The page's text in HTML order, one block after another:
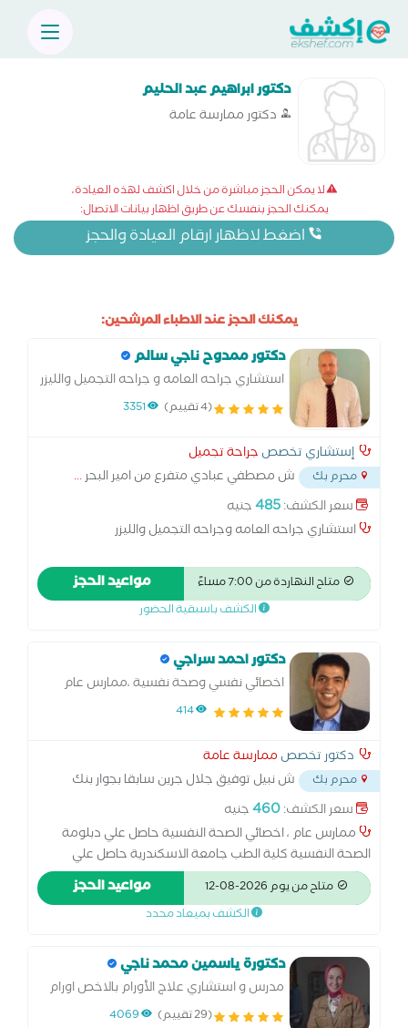
دكتور ابراهيم عبد الحليم
دكتور ممارسة عامة
لا يمكن الحجز مباشرة من خلال اكشف لهذه العيادة،
يمكنك الحجز بنفسك عن طريق اظهار بيانات الاتصال:
اضغط لاظهار ارقام العيادة والحجز
يمكنك الحجز عند الاطباء المرشحين:
دكتور ممدوح ناجي سالم
استشاري جراحه العامه و جراحه التجميل والليزر
(4 تقييم) 3351
إستشاري تخصص جراحة تجميل
محرم بك ش مصطفي عبادي متفرع من امير البحر...
سعر الكشف:485جنيه
استشاري جراحه العامه وجراحه التجميل والليزر
متاح النهاردة من 7:00 مساءً مواعيد الحجز
الكشف باسبقية الحضور
دكتور احمد سراجي
اخصائي نفسي وصحة نفسية ،ممارس عام
414
دكتور تخصص ممارسة عامة
محرم بك
ش نبيل توفيق جلال جرين سابقا بجوار بنك
مصر محرم بك...
سعر الكشف:460جنيه
ممارس عام ، اخصائي الصحة النفسية حاصل علي دبلومة
الصحة النفسية كلية الطب جامعة الاسكندرية حاصل علي
دبلومة في العلاج المعرفي السلوكي حاصل علي دبلومة في
العلاج النفسي بالسيكو دراما لديه خبرة 5 سنوات في مجال
متاح من يوم 2026-08-12 مواعيد الحجز
الكشف بميعاد محدد
دكتورة ياسمين محمد ناجي
مدرس و استشاري علاج الأورام بالاخص اورام
الثدي
(29 تقييم) 4069